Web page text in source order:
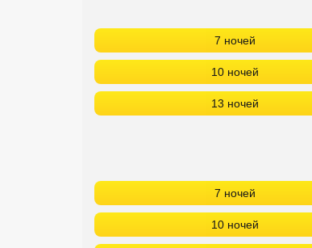
7 ночей
10 ночей
13 ночей
7 ночей
10 ночей